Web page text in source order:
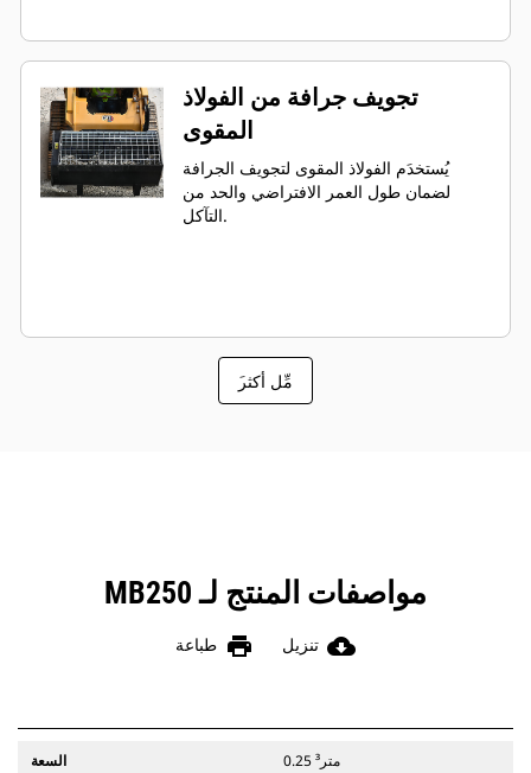
تجويف جرافة من الفولاذ
المقوى
يُستخدَم الفولاذ المقوى لتجويف الجرافة
لضمان طول العمر الافتراضي والحد من
التآكل.
َمِّل أكثر
مواصفات المنتج لـ MB250
cloud_download تنزيل print طباعة
السعة 0.25 متر³